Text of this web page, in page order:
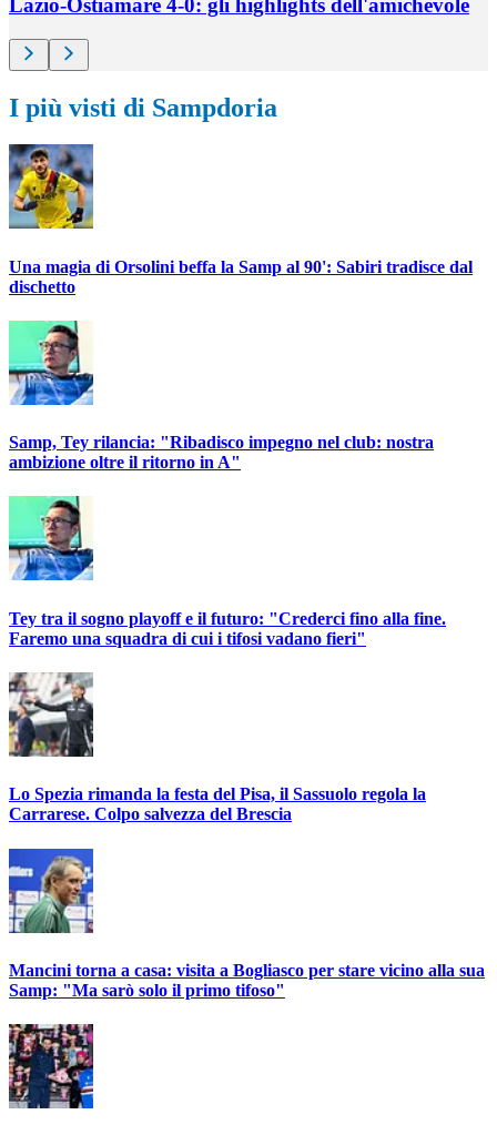
Lazio-Ostiamare 4-0: gli highlights dell'amichevole
I più visti di Sampdoria
Una magia di Orsolini beffa la Samp al 90': Sabiri tradisce dal
dischetto
Samp, Tey rilancia: "Ribadisco impegno nel club: nostra
ambizione oltre il ritorno in A"
Tey tra il sogno playoff e il futuro: "Crederci fino alla fine.
Faremo una squadra di cui i tifosi vadano fieri"
Lo Spezia rimanda la festa del Pisa, il Sassuolo regola la
Carrarese. Colpo salvezza del Brescia
Mancini torna a casa: visita a Bogliasco per stare vicino alla sua
Samp: "Ma sarò solo il primo tifoso"